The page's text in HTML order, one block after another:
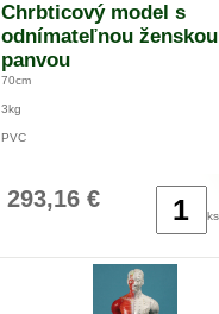
Chrbticový model s
odnímateľnou ženskou
panvou
70cm
3kg
PVC
293,16 €
ks